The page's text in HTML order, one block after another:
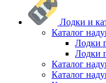
Лодки и
Каталог
Лодки
Лодки
Каталог
Каталог